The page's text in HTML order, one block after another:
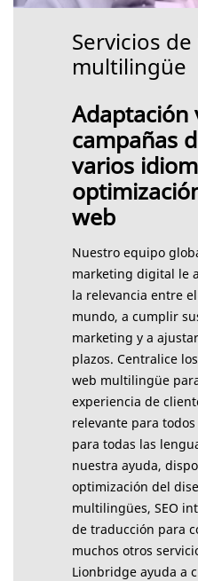
Servicios
multilingüe
Adaptación
campañas
varios
web
Nuestro equipo
marketing digital le
la relevancia entre
mundo, a cumplir
marketing y a
plazos. Centralice
web multilingüe
experiencia de
relevante para
para todas las
nuestra ayuda,
optimización del
multilingües, SEO
de traducción para
muchos otros
Lionbridge ayuda a